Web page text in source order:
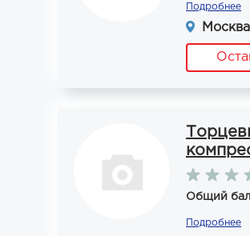
Подробнее
Общий
Подробнее